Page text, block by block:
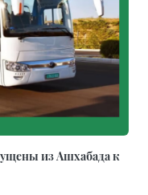
из Ашхабада к